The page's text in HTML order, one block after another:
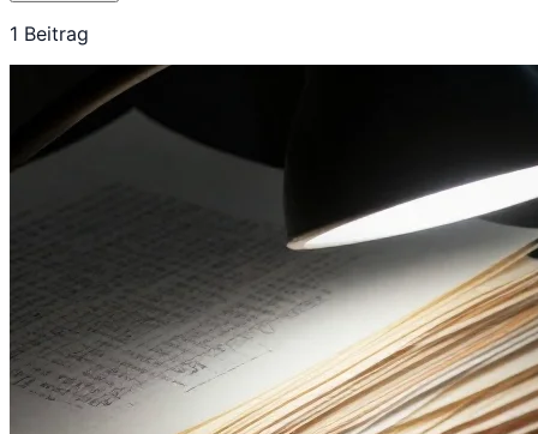
1 Beitrag